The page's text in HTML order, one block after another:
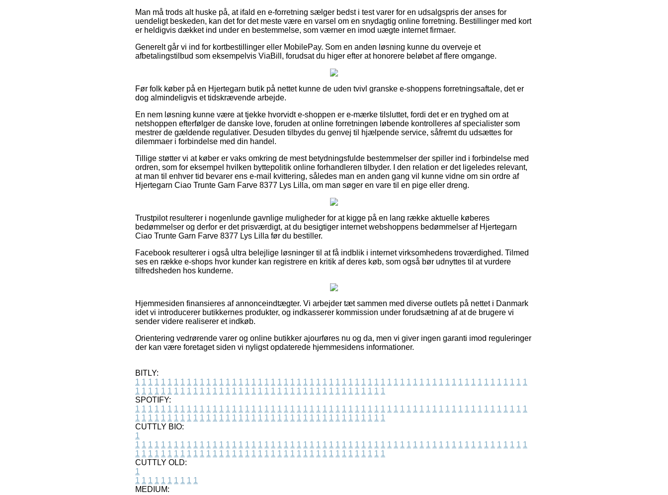
Man må trods alt huske på, at ifald en e-forretning sælger bedst i test varer for en udsalgspris der anses for
uendeligt beskeden, kan det for det meste være en varsel om en snydagtig online forretning. Bestillinger med kort
er heldigvis dækket ind under en bestemmelse, som værner en imod uægte internet firmaer.
Generelt går vi ind for kortbestillinger eller MobilePay. Som en anden løsning kunne du overveje et
afbetalingstilbud som eksempelvis ViaBill, forudsat du higer efter at honorere beløbet af flere omgange.
Før folk køber på en Hjertegarn butik på nettet kunne de uden tvivl granske e-shoppens forretningsaftale, det er
dog almindeligvis et tidskrævende arbejde.
En nem løsning kunne være at tjekke hvorvidt e-shoppen er e-mærke tilsluttet, fordi det er en tryghed om at
netshoppen efterfølger de danske love, foruden at online forretningen løbende kontrolleres af specialister som
mestrer de gældende regulativer. Desuden tilbydes du genvej til hjælpende service, såfremt du udsættes for
dilemmaer i forbindelse med din handel.
Tillige støtter vi at køber er vaks omkring de mest betydningsfulde bestemmelser der spiller ind i forbindelse med
ordren, som for eksempel hvilken byttepolitik online forhandleren tilbyder. I den relation er det ligeledes relevant,
at man til enhver tid bevarer ens e-mail kvittering, således man en anden gang vil kunne vidne om sin ordre af
Hjertegarn Ciao Trunte Garn Farve 8377 Lys Lilla, om man søger en vare til en pige eller dreng.
Trustpilot resulterer i nogenlunde gavnlige muligheder for at kigge på en lang række aktuelle køberes
bedømmelser og derfor er det prisværdigt, at du besigtiger internet webshoppens bedømmelser af Hjertegarn
Ciao Trunte Garn Farve 8377 Lys Lilla før du bestiller.
Facebook resulterer i også ultra belejlige løsninger til at få indblik i internet virksomhedens troværdighed. Tilmed
ses en række e-shops hvor kunder kan registrere en kritik af deres køb, som også bør udnyttes til at vurdere
tilfredsheden hos kunderne.
Hjemmesiden finansieres af annonceindtægter. Vi arbejder tæt sammen med diverse outlets på nettet i Danmark
idet vi introducerer butikkernes produkter, og indkasserer kommission under forudsætning af at de brugere vi
sender videre realiserer et indkøb.
Orientering vedrørende varer og online butikker ajourføres nu og da, men vi giver ingen garanti imod reguleringer
der kan være foretaget siden vi nyligst opdaterede hjemmesidens informationer.
BITLY:
1 1 1 1 1 1 1 1 1 1 1 1 1 1 1 1 1 1 1 1 1 1 1 1 1 1 1 1 1 1 1 1 1 1 1 1 1 1 1 1 1 1 1 1 1 1 1 1 1 1 1 1 1 1 1 1 1 1 1 1 1
1 1 1 1 1 1 1 1 1 1 1 1 1 1 1 1 1 1 1 1 1 1 1 1 1 1 1 1 1 1 1 1 1 1 1 1 1 1 1
SPOTIFY:
1 1 1 1 1 1 1 1 1 1 1 1 1 1 1 1 1 1 1 1 1 1 1 1 1 1 1 1 1 1 1 1 1 1 1 1 1 1 1 1 1 1 1 1 1 1 1 1 1 1 1 1 1 1 1 1 1 1 1 1 1
1 1 1 1 1 1 1 1 1 1 1 1 1 1 1 1 1 1 1 1 1 1 1 1 1 1 1 1 1 1 1 1 1 1 1 1 1 1 1
CUTTLY BIO:
1
1 1 1 1 1 1 1 1 1 1 1 1 1 1 1 1 1 1 1 1 1 1 1 1 1 1 1 1 1 1 1 1 1 1 1 1 1 1 1 1 1 1 1 1 1 1 1 1 1 1 1 1 1 1 1 1 1 1 1 1 1
1 1 1 1 1 1 1 1 1 1 1 1 1 1 1 1 1 1 1 1 1 1 1 1 1 1 1 1 1 1 1 1 1 1 1 1 1 1 1
CUTTLY OLD:
1
1 1 1 1 1 1 1 1 1 1
MEDIUM: